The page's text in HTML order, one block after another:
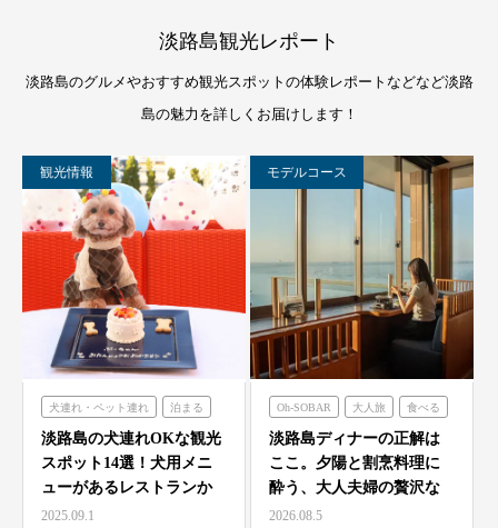
淡路島観光レポート
淡路島のグルメやおすすめ観光スポットの体験レポートなどなど淡路
島の魅力を詳しくお届けします！
観光情報
犬連れ・ペット連れ 泊まる
ミエレザガーデン
のじまスコーラ
シェフガーデン
淡路島の犬連れOKな観光
スポット14選！犬用メニ
ューがあるレストランか
らペット可ホテルまで…
2025.09.1
モデルコース
Oh-SOBAR 大人旅 食べる
青海波
淡路島ディナーの正解は
ここ。夕陽と割烹料理に
酔う、大人夫婦の贅沢な
一夜をモダン蕎麦割烹
2026.08.5